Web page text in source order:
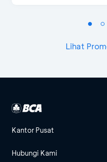
Lihat
Kantor Pusat
Hubungi Kami